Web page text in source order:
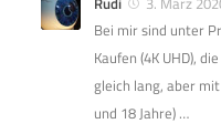
Bei mir sind unter
Kaufen (4K UHD),
gleich lang, aber
und 18 Jahre) …